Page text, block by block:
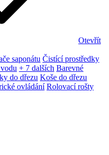
Otevřít
saponátu Čistící prostředky
+ 7 dalších Barevné
do dřezu Koše do dřezu
ovládání Rolovací rošty